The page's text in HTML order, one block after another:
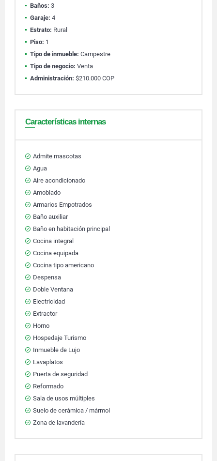
Baños: 3
Garaje: 4
Estrato: Rural
Piso: 1
Tipo de inmueble: Campestre
Tipo de negocio: Venta
Administración: $210.000 COP
Características internas
Admite mascotas
Agua
Aire acondicionado
Amoblado
Armarios Empotrados
Baño auxiliar
Baño en habitación principal
Cocina integral
Cocina equipada
Cocina tipo americano
Despensa
Doble Ventana
Electricidad
Extractor
Horno
Hospedaje Turismo
Inmueble de Lujo
Lavaplatos
Puerta de seguridad
Reformado
Sala de usos múltiples
Suelo de cerámica / mármol
Zona de lavandería